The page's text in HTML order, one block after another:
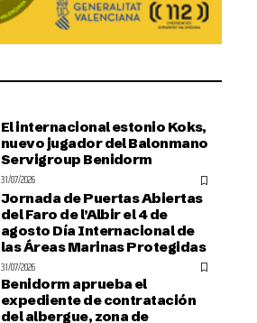
El internacional estonio Koks,
nuevo jugador del Balonmano
Servigroup Benidorm
31/07/2026
Jornada de Puertas Abiertas
del Faro de l’Albir el 4 de
agosto Día Internacional de
las Áreas Marinas Protegidas
31/07/2026
Benidorm aprueba el
expediente de contratación
del albergue, zona de